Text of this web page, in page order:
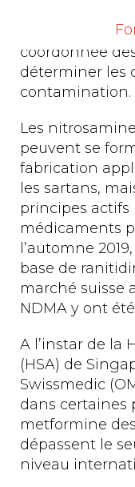
marché.
monde entier
coordonnée
déterminer les
contamination.
Les
peuvent se
fabrication
les sartans,
principes
médicaments
l’automne
base de
marché suisse
NDMA y ont
A l’instar de la
(HSA) de
Swissmedic
dans certaines
metformine
dépassent le
niveau